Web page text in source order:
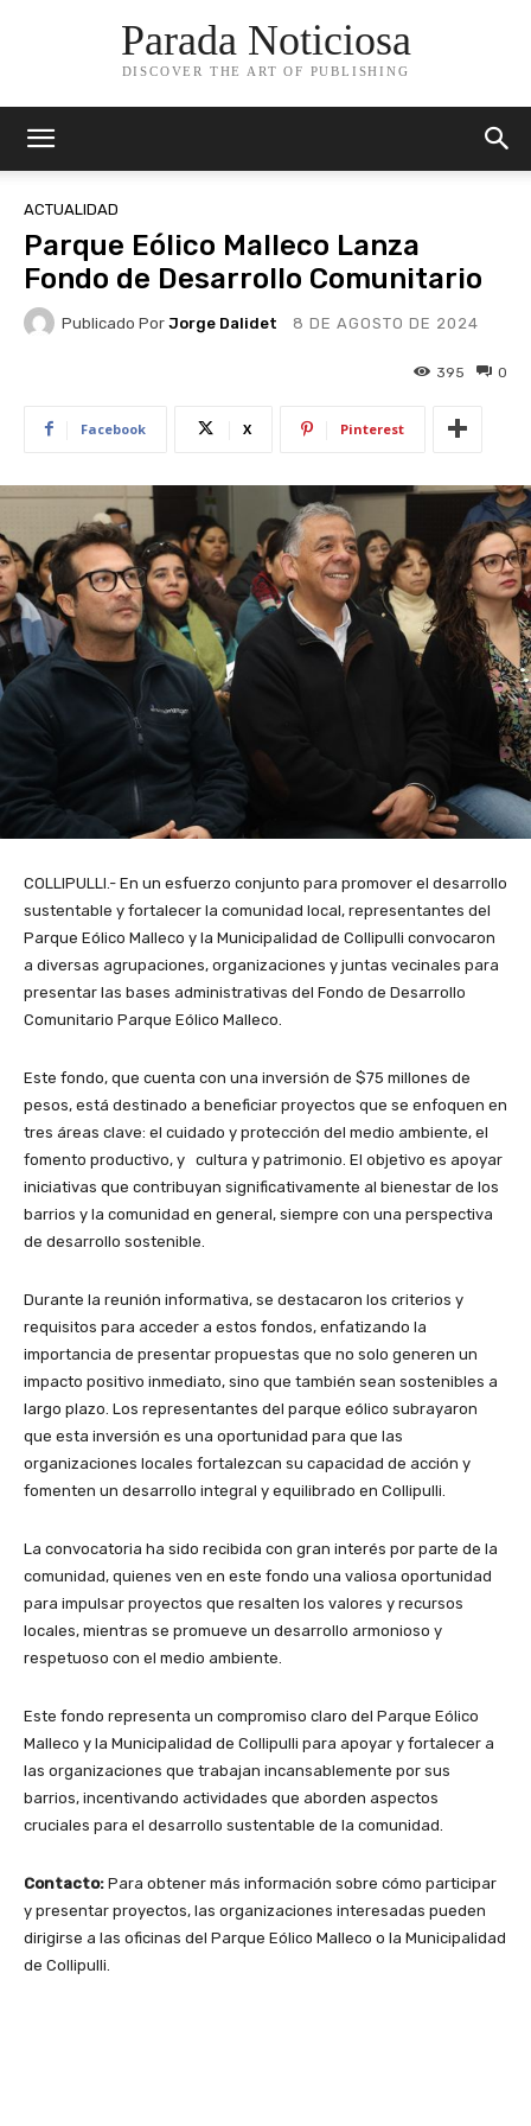
Parada Noticiosa
DISCOVER THE ART OF PUBLISHING
ACTUALIDAD
Parque Eólico Malleco Lanza
Fondo de Desarrollo Comunitario
Publicado Por Jorge Dalidet 8 DE AGOSTO DE 2024
0
395
Facebook X Pinterest
COLLIPULLI.- En un esfuerzo conjunto para promover el desarrollo
sustentable y fortalecer la comunidad local, representantes del
Parque Eólico Malleco y la Municipalidad de Collipulli convocaron
a diversas agrupaciones, organizaciones y juntas vecinales para
presentar las bases administrativas del Fondo de Desarrollo
Comunitario Parque Eólico Malleco.
Este fondo, que cuenta con una inversión de $75 millones de
pesos, está destinado a beneficiar proyectos que se enfoquen en
tres áreas clave: el cuidado y protección del medio ambiente, el
fomento productivo, y cultura y patrimonio. El objetivo es apoyar
iniciativas que contribuyan significativamente al bienestar de los
barrios y la comunidad en general, siempre con una perspectiva
de desarrollo sostenible.
Durante la reunión informativa, se destacaron los criterios y
requisitos para acceder a estos fondos, enfatizando la
importancia de presentar propuestas que no solo generen un
impacto positivo inmediato, sino que también sean sostenibles a
largo plazo. Los representantes del parque eólico subrayaron
que esta inversión es una oportunidad para que las
organizaciones locales fortalezcan su capacidad de acción y
fomenten un desarrollo integral y equilibrado en Collipulli.
La convocatoria ha sido recibida con gran interés por parte de la
comunidad, quienes ven en este fondo una valiosa oportunidad
para impulsar proyectos que resalten los valores y recursos
locales, mientras se promueve un desarrollo armonioso y
respetuoso con el medio ambiente.
Este fondo representa un compromiso claro del Parque Eólico
Malleco y la Municipalidad de Collipulli para apoyar y fortalecer a
las organizaciones que trabajan incansablemente por sus
barrios, incentivando actividades que aborden aspectos
cruciales para el desarrollo sustentable de la comunidad.
Contacto: Para obtener más información sobre cómo participar
y presentar proyectos, las organizaciones interesadas pueden
dirigirse a las oficinas del Parque Eólico Malleco o la Municipalidad
de Collipulli.